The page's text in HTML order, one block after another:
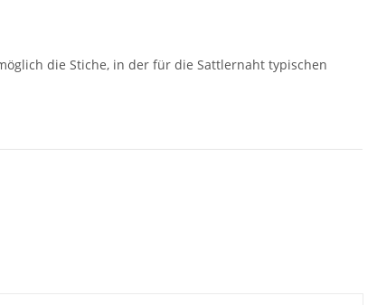
die Stiche, in der für die Sattlernaht typischen